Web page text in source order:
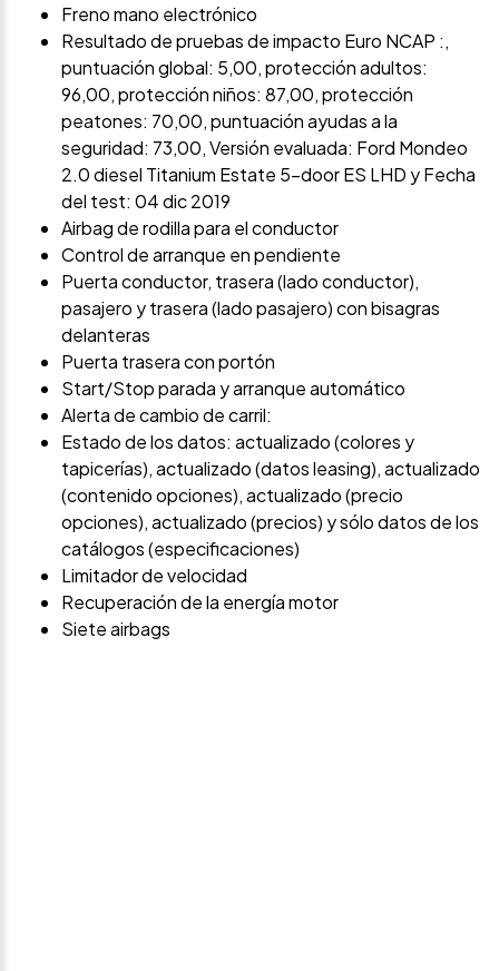
Freno mano electrónico
Resultado de pruebas de impacto Euro NCAP :,
puntuación global: 5,00, protección adultos:
96,00, protección niños: 87,00, protección
peatones: 70,00, puntuación ayudas a la
seguridad: 73,00, Versión evaluada: Ford Mondeo
2.0 diesel Titanium Estate 5-door ES LHD y Fecha
del test: 04 dic 2019
Airbag de rodilla para el conductor
Control de arranque en pendiente
Puerta conductor, trasera (lado conductor),
pasajero y trasera (lado pasajero) con bisagras
delanteras
Puerta trasera con portón
Start/Stop parada y arranque automático
Alerta de cambio de carril:
Estado de los datos: actualizado (colores y
tapicerías), actualizado (datos leasing), actualizado
(contenido opciones), actualizado (precio
opciones), actualizado (precios) y sólo datos de los
catálogos (especificaciones)
Limitador de velocidad
Recuperación de la energía motor
Siete airbags